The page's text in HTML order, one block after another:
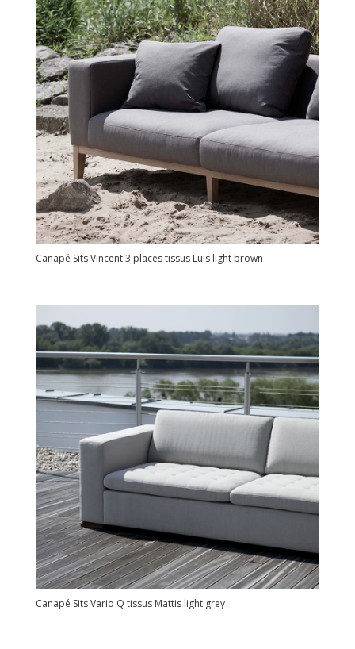
Canapé Sits Vincent 3 places tissus Luis light brown
Canapé Sits Vario Q tissus Mattis light grey